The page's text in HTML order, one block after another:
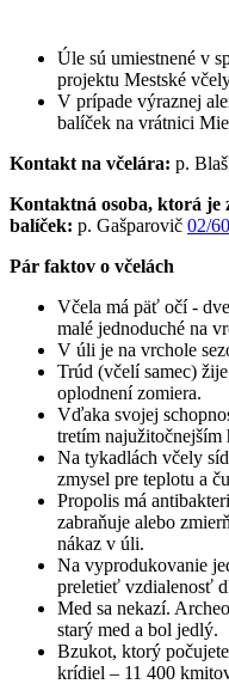
Úle sú umiestnené v
projektu Mestské
V prípade výraznej
balíček na vrátnici
Kontakt na včelára: p.
Kontaktná osoba, ktorá je
balíček: p. Gašparovič 02/
Pár faktov o včelách
Včela má päť očí -
malé jednoduché na
V úli je na vrchole
Trúd (včelí samec)
oplodnení zomiera.
Vďaka svojej
tretím
Na tykadlách včely
zmysel pre teplotu a
Propolis má
zabraňuje alebo
nákaz v úli.
Na vyprodukovanie
preletieť vzdialenosť
Med sa nekazí.
starý med a bol jedlý.
Bzukot, ktorý
krídiel – 11 400